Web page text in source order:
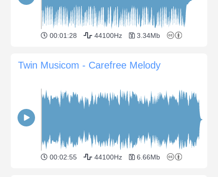
00:01:28 44100Hz 3.34Mb
Twin Musicom - Carefree Melody
00:02:55 44100Hz 6.66Mb